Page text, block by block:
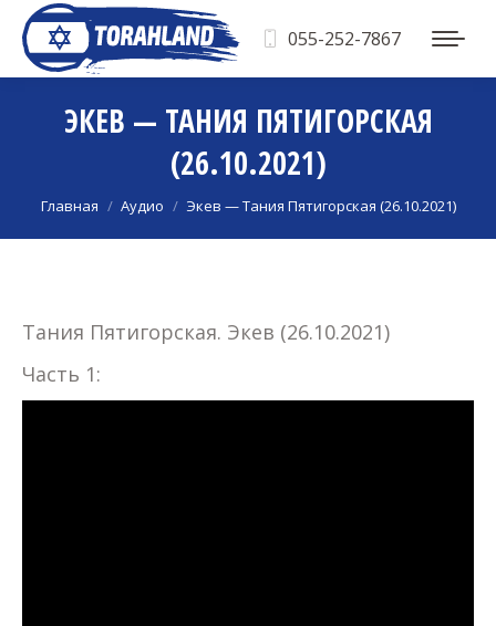
055-252-7867
ЭКЕВ — ТАНИЯ ПЯТИГОРСКАЯ
(26.10.2021)
Вы здесь:
Главная Аудио Экев — Тания Пятигорская (26.10.2021)
Тания Пятигорская. Экев (26.10.2021)
Часть 1: